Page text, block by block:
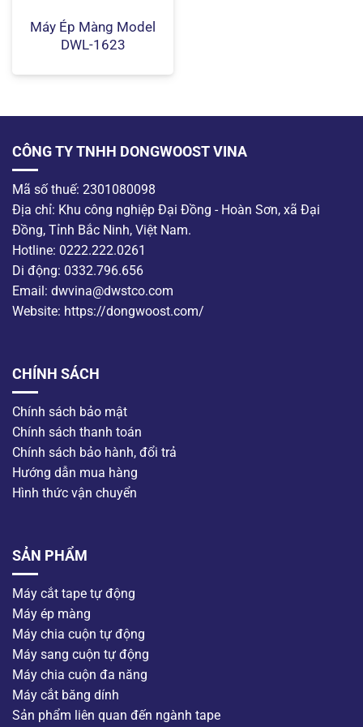
Máy Ép Màng Model
DWL-1623
CÔNG TY TNHH DONGWOOST VINA
Mã số thuế: 2301080098
Địa chỉ: Khu công nghiệp Đại Đồng - Hoàn Sơn, xã Đại
Đồng, Tỉnh Bắc Ninh, Việt Nam.
Hotline: 0222.222.0261
Di động: 0332.796.656
Email: dwvina@dwstco.com
Website: https://dongwoost.com/
CHÍNH SÁCH
Chính sách bảo mật
Chính sách thanh toán
Chính sách bảo hành, đổi trả
Hướng dẫn mua hàng
Hình thức vận chuyển
SẢN PHẨM
Máy cắt tape tự động
Máy ép màng
Máy chia cuộn tự động
Máy sang cuộn tự động
Máy chia cuộn đa năng
Máy cắt băng dính
Sản phẩm liên quan đến ngành tape